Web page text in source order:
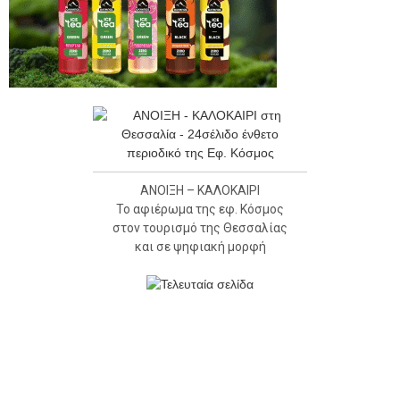
ΑΝΟΙΞΗ – ΚΑΛΟΚΑΙΡΙ
Το αφιέρωμα της εφ. Κόσμος
στον τουρισμό της Θεσσαλίας
και σε ψηφιακή μορφή